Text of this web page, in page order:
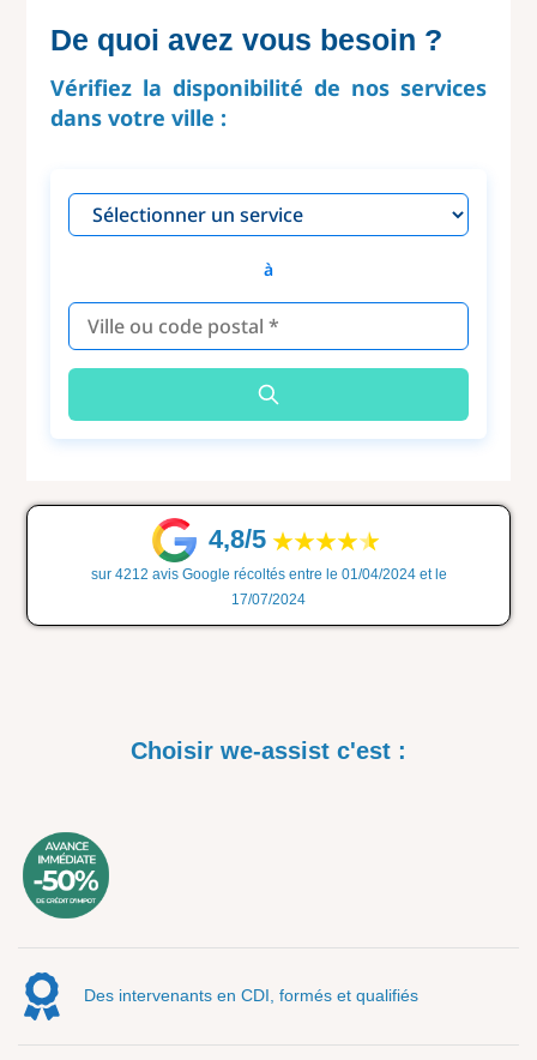
De quoi avez vous besoin ?
Vérifiez la disponibilité de nos services
dans votre ville :
à
4,8/5
sur 4212 avis Google récoltés entre le 01/04/2024 et le
17/07/2024
Choisir we-assist c'est :
Des intervenants en CDI, formés et qualifiés